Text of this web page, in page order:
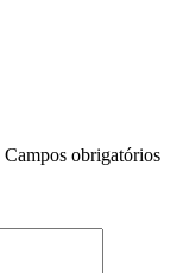
Campos obrigatórios